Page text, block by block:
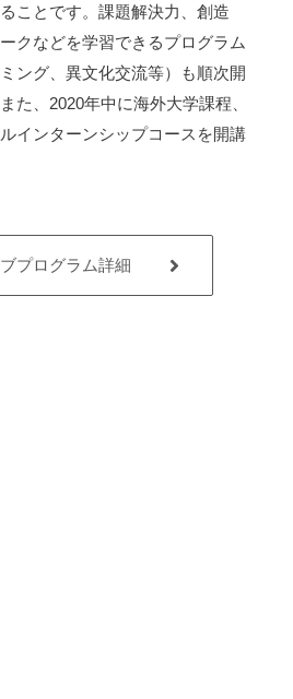
ことです。課題解決力、創造
クなどを学習できるプログラム
ング、異文化交流等）も順次開
た、2020年中に海外大学課程、
インターンシップコースを開講
プログラム詳細